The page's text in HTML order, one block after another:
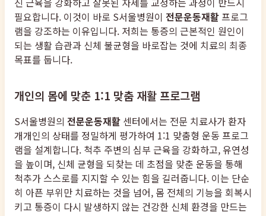
필요합니다. 이것이 바로 S서울병원이 전문운동재활프로그
램을 강조하는 이유입니다. 저희는 통증의 근본적인 원인이
되는 생활 습관과 신체 불균형을 바로잡는 것에 치료의 최종
목표를 둡니다.
개인의 몸에 맞춘 1:1 맞춤 재활 프로그램
S서울병원의 전문운동재활 센터에서는 전문 치료사가 환자
개개인의 상태를 정밀하게 평가하여 1:1 맞춤형 운동 프로그
램을 설계합니다. 척추 주변의 심부 근육을 강화하고, 유연성
을 높이며, 신체 균형을 되찾는 데 초점을 맞춘 운동을 통해
척추가 스스로를 지지할 수 있는 힘을 길러줍니다. 이는 단순
히 아픈 부위만 치료하는 것을 넘어, 몸 전체의 기능을 회복시
키고 통증이 다시 발생하지 않는 건강한 신체 환경을 만드는